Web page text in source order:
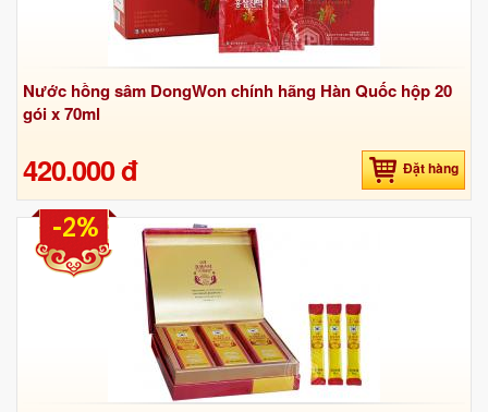
Nước hồng sâm DongWon chính hãng Hàn Quốc hộp 20
gói x 70ml
420.000 đ Đặt hàng
-2%